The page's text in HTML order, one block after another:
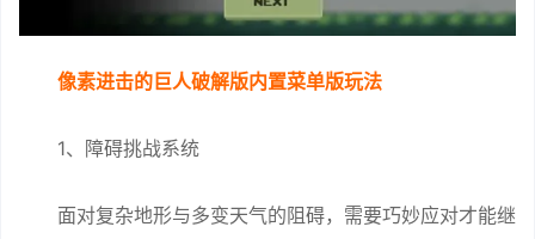
像素进击的巨人破解版内置菜单版玩法
1、障碍挑战系统
面对复杂地形与多变天气的阻碍，需要巧妙应对才能继